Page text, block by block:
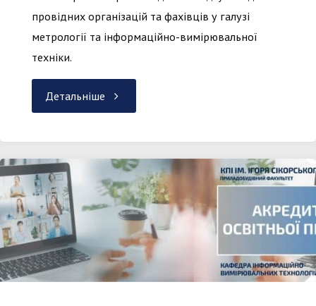
провідних організацій та фахівців у галузі
метрології та інформаційно-вимірювальної
техніки.
Детальніше "Громадське
ОП
«Інформаційні
вимірювальні
технології»